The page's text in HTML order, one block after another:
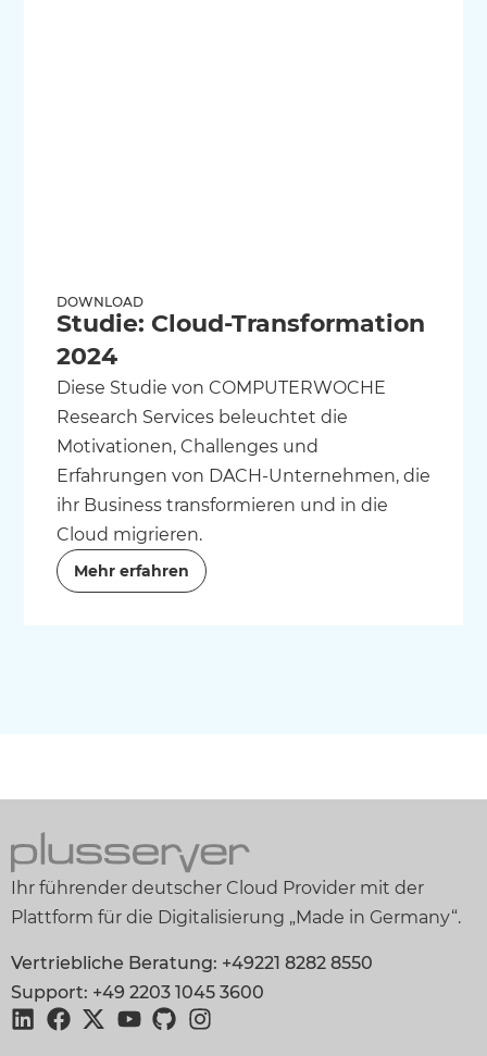
DOWNLOAD
Studie: Cloud-Transformation
2024
Diese Studie von COMPUTERWOCHE
Research Services beleuchtet die
Motivationen, Challenges und
Erfahrungen von DACH-Unternehmen, die
ihr Business transformieren und in die
Cloud migrieren.
Mehr erfahren
Ihr führender deutscher Cloud Provider mit der
Plattform für die Digitalisierung „Made in Germany“.
Vertriebliche Beratung: +49221 8282 8550
Support: +49 2203 1045 3600